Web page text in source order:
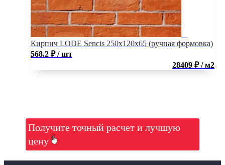
Кирпич LODE Sencis 250x120x65 (ручная формовка)
568.2 ₽ / шт
28409 ₽ / м2
Получите точный расчет и лучшую
цену